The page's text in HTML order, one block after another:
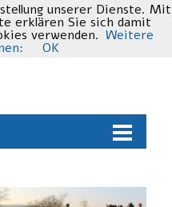
unserer Dienste. Mit
erklären Sie sich damit
verwenden. Weitere
OK